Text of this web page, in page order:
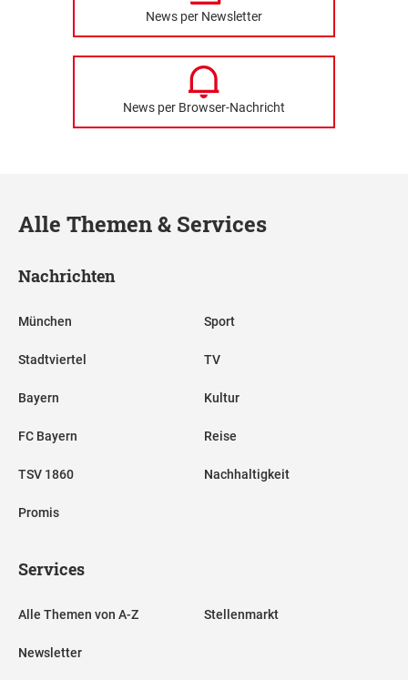
News per Newsletter
News per Browser-Nachricht
Alle Themen & Services
Nachrichten
München
Stadtviertel
Bayern
FC Bayern
TSV 1860
Promis
Sport
TV
Kultur
Reise
Nachhaltigkeit
Services
Alle Themen von A-Z
Newsletter
Stellenmarkt